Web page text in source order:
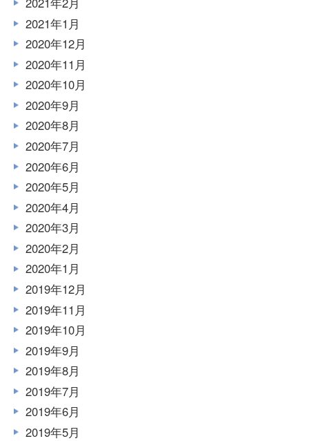
2021年1月
2020年12月
2020年11月
2020年10月
2020年9月
2020年8月
2020年7月
2020年6月
2020年5月
2020年4月
2020年3月
2020年2月
2020年1月
2019年12月
2019年11月
2019年10月
2019年9月
2019年8月
2019年7月
2019年6月
2019年5月